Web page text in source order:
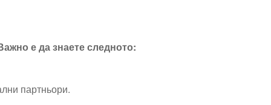
е да знаете следното:
партньори.